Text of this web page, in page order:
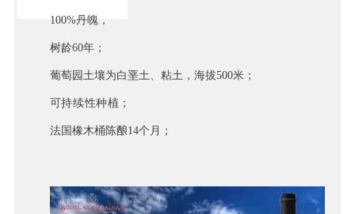
100%丹魄，
树龄60年；
葡萄园土壤为白垩土、粘土，海拔500米；
可持续性种植；
法国橡木桶陈酿14个月；